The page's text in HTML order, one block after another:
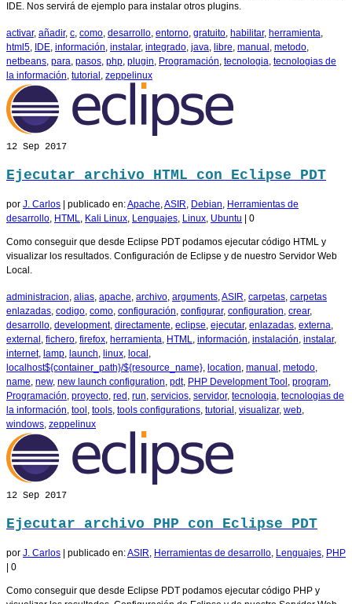
IDE. Nos servirá de ejemplo para instalar otros plugins.
activar, añadir, c, como, desarrollo, entorno, gratuito, habilitar, herramienta,
html5, IDE, información, instalar, integrado, java, libre, manual , metodo,
netbeans, para, pasos, php, plugin, Programación, tecnologia, tecnologias de
la información, tutorial , zeppelinux
12 Sep 2017
Ejecutar archivo HTML con Eclipse PDT
por J. Carlos publicado en:Apache,ASIR, Debian, Herramientas de
desarrollo, HTML, Kali Linux, Lenguajes, Linux, Ubuntu 0
Como conseguir que desde Eclipse PDT podamos ejecutar código HTML y
visualizar los resultados. Configuración de Eclipse y de nuestro Servidor Web
Local.
administracion, alias, apache, archivo, arguments,ASIR, carpetas, carpetas
enlazadas, codigo, como, configuración, configurar, configuration, crear,
desarrollo, development, directamente, eclipse, ejecutar, enlazadas, externa,
external , fichero, firefox, herramienta, HTML, información, instalación, instalar,
internet, lamp, launch, linux, local ,
localhost${container_path}/${resource_name}, location, manual , metodo,
name, new, new launch configuration, pdt, PHP Development Tool , program,
Programación, proyecto, red , run, servicios, servidor, tecnologia, tecnologias de
la información, tool , tools, tools configurations, tutorial , visualizar, web,
windows, zeppelinux
12 Sep 2017
Ejecutar archivo PHP con Eclipse PDT
por J. Carlos | publicado en:ASIR Herramientas de desarrollo Lenguajes PHP
| 0
Como conseguir que desde Eclipse PDT podamos ejecutar código PHP y